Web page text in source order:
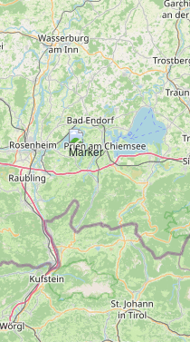
Jugendhaus Haslau und
genießen.
Lage zwischen München
Berchtesgaden und
und Ausflugszielen.
Haus
und 2 Nächte